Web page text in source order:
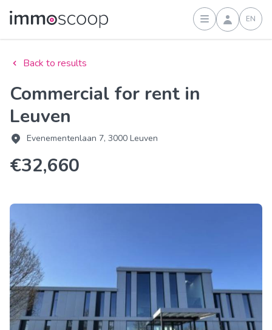
Sign inEN
Back to results
Commercial for rent in
Leuven
Evenementenlaan 7, 3000 Leuven
€32,660